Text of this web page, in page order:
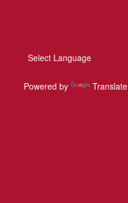
Powered by Translate